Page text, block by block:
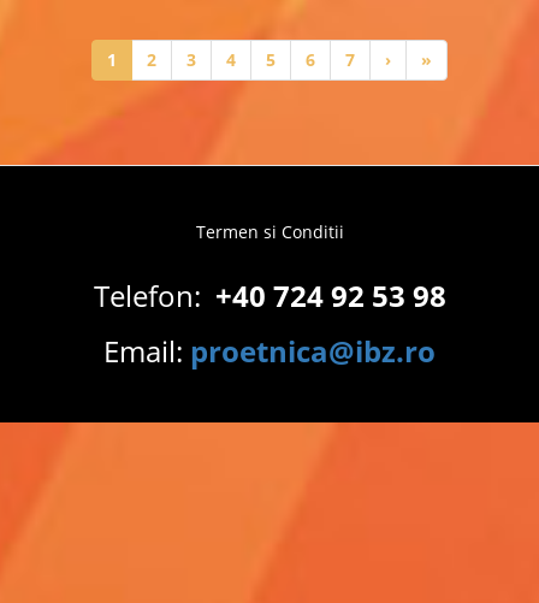
Pagination
Current
page
1 Page
2 Page
3 Page
4 Page
5 Page
6 Page
7
Next
page
›
Last
page
»
menu
Termen si Conditii
Telefon: +40 724 92 53 98
Email: proetnica@ibz.ro